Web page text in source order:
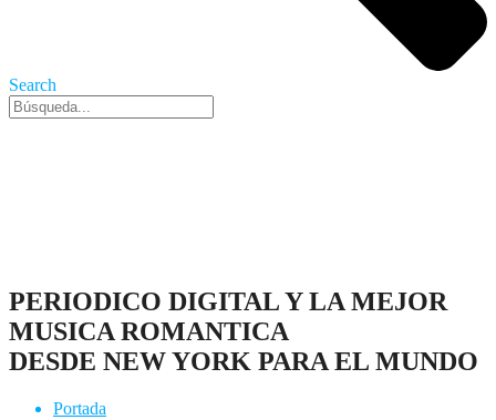
Search
PERIODICO DIGITAL Y LA MEJOR
MUSICA ROMANTICA
DESDE NEW YORK PARA EL MUNDO
Portada